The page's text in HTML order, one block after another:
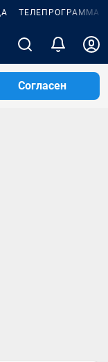
ТЕЛЕПРОГРАММА
Согласен